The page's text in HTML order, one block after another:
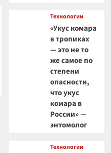
Технологии
«Укус комара
в тропиках
— это не то
же самое по
степени
опасности,
что укус
комара в
России» —
энтомолог
Технологии